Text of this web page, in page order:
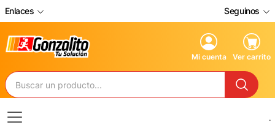
Enlaces Seguinos
Mi cuenta Ver carrito
.